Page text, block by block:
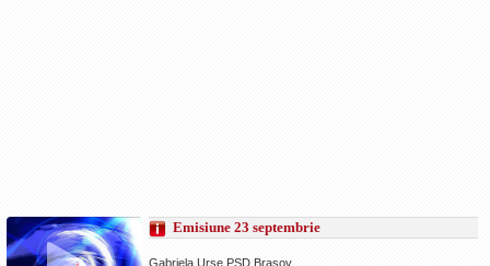
Emisiune 23 septembrie
Gabriela Urse PSD Brașov